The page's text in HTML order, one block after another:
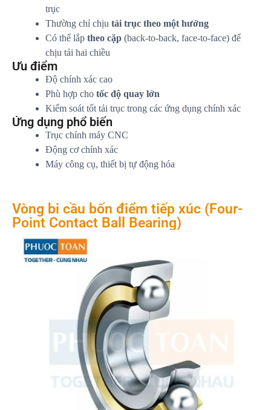
trục
Thường chỉ chịu tải trục theo một hướng
Có thể lắp theo cặp (back-to-back, face-to-face) để
chịu tải hai chiều
Ưu điểm
Độ chính xác cao
Phù hợp cho tốc độ quay lớn
Kiểm soát tốt tải trục trong các ứng dụng chính xác
Ứng dụng phổ biến
Trục chính máy CNC
Động cơ chính xác
Máy công cụ, thiết bị tự động hóa
Vòng bi cầu bốn điểm tiếp xúc (Four-
Point Contact Ball Bearing)